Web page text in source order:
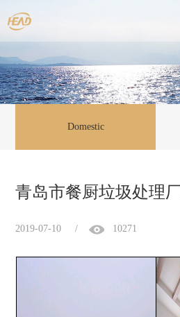
Domestic
青岛市餐厨垃圾处理
2019-07-10 / 10271